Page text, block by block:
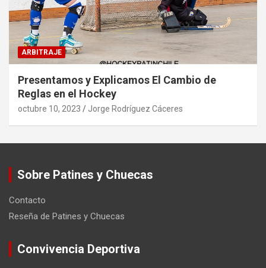
ARBITRAJE
Presentamos y Explicamos El Cambio de
Reglas en el Hockey
octubre 10, 2023 Jorge Rodríguez Cáceres
Sobre Patines y Chuecas
Contacto
Reseña de Patines y Chuecas
Convivencia Deportiva